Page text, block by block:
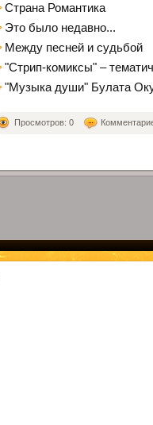
Страна Романтика
Это было недавно...
Между песней и судьбой
"Стрип-комиксы" –
"Музыка души" Булата
Просмотров: 0